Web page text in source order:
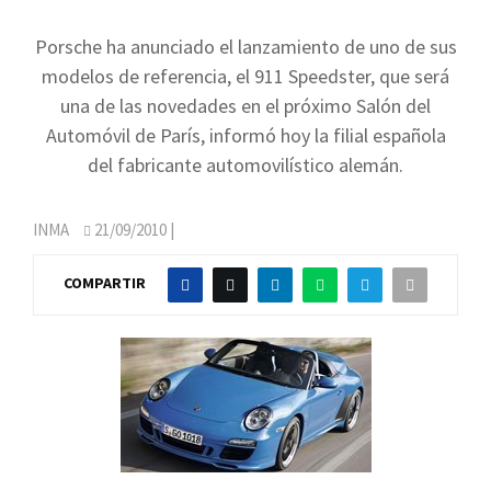
Porsche ha anunciado el lanzamiento de uno de sus
modelos de referencia, el 911 Speedster, que será
una de las novedades en el próximo Salón del
Automóvil de París, informó hoy la filial española
del fabricante automovilístico alemán.
INMA 21/09/2010 |
COMPARTIR